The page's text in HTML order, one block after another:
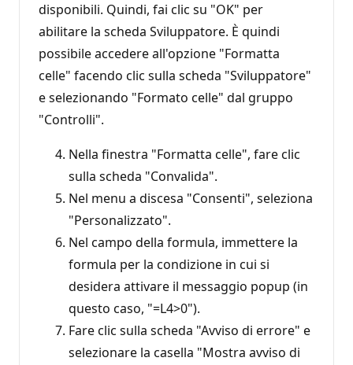
disponibili. Quindi, fai clic su "OK" per
abilitare la scheda Sviluppatore. È quindi
possibile accedere all'opzione "Formatta
celle" facendo clic sulla scheda "Sviluppatore"
e selezionando "Formato celle" dal gruppo
"Controlli".
Nella finestra "Formatta celle", fare clic
sulla scheda "Convalida".
Nel menu a discesa "Consenti", seleziona
"Personalizzato".
Nel campo della formula, immettere la
formula per la condizione in cui si
desidera attivare il messaggio popup (in
questo caso, "=L4>0").
Fare clic sulla scheda "Avviso di errore" e
selezionare la casella "Mostra avviso di